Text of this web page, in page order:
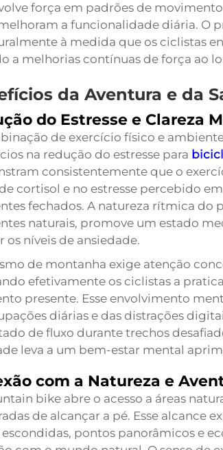
força em padrões de
a funcionalidade diária. O
à medida que os ciclistas
a melhorias contínuas de força ao
da Aventura e da
do Estresse e Clareza
de exercício físico e
na redução do estresse para
consistentemente que o
cortisol e no estresse percebido
fechados. A natureza rítmica do
naturais, promove um estado
os níveis de ansiedade.
de montanha exige atenção
efetivamente os ciclistas a
presente. Esse envolvimento
diárias e das distrações
de fluxo durante trechos
leva a um bem-estar mental
com a Natureza e
bike abre o acesso a áreas
de alcançar a pé. Esse alcance
pontos panorâmicos e